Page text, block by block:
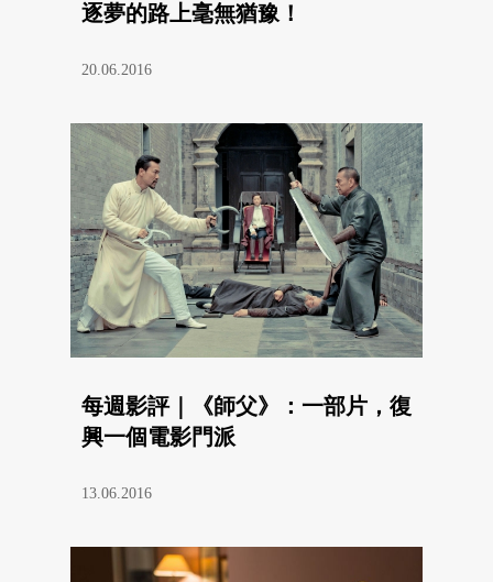
逐夢的路上毫無猶豫！
20.06.2016
每週影評｜《師父》：一部片，復
興一個電影門派
13.06.2016